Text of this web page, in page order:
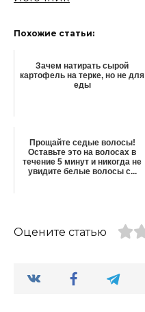
Похожие статьи:
Зачем натирать сырой
картофель на терке, но не для
еды
Прощайте седые волосы!
Оставьте это на волосах в
течение 5 минут и никогда не
увидите белые волосы с...
Оцените статью